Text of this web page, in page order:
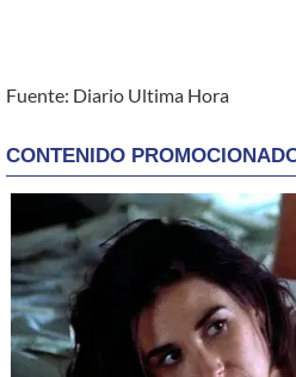
Fuente: Diario Ultima Hora